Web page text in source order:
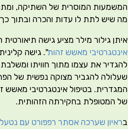
המשמעות המוסרית של השתיקה,
מה שיש לתת לו עדות והכרה ובתוך
איתן גילור מילר מציע גישה תיאורטית
אינטגרטיבי מאשש זהות". גישה
להגדיר את עצמו מתוך חוויתו
שעלולה להגביר מצוקה נפשית של
המגדרית. בטיפול אינטגרטיבי מאשש
של המטופלת בחקירתה הזהותית.
בראיון שערכה אסתר רפפורט עם